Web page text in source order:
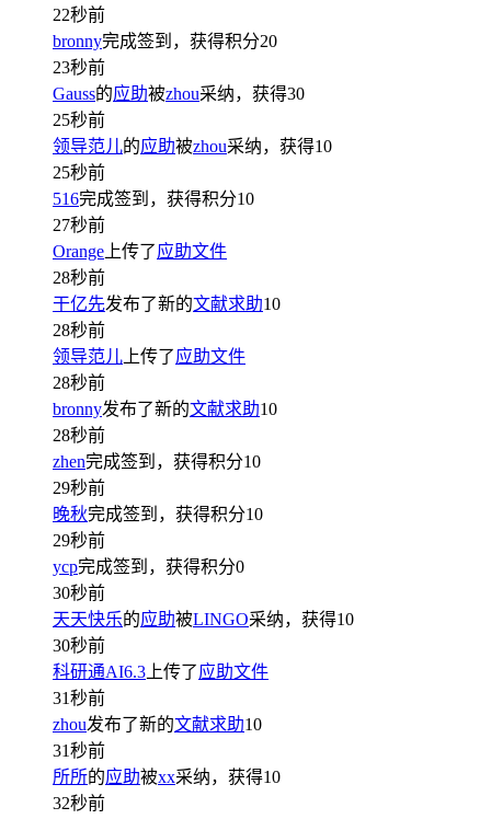
22秒前
bronny完成签到，获得积分20
23秒前
Gauss的应助被zhou采纳，获得30
25秒前
领导范儿的应助被zhou采纳，获得10
25秒前
516完成签到，获得积分10
27秒前
Orange上传了 应助文件
28秒前
干亿先发布了新的文献求助10
28秒前
领导范儿上传了 应助文件
28秒前
bronny发布了新的文献求助10
28秒前
zhen完成签到，获得积分10
29秒前
晚秋完成签到，获得积分10
29秒前
ycp完成签到，获得积分0
30秒前
天天快乐的应助被LINGO采纳，获得10
30秒前
科研通AI6.3上传了 应助文件
31秒前
zhou发布了新的文献求助10
31秒前
所所的应助被xx采纳，获得10
32秒前